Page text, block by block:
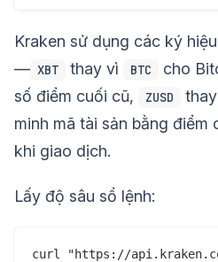
Kraken sử dụng các ký
— XBT thay vì BTC cho
số điểm cuối cũ,
ZUSD
minh mã tài sản bằng
khi giao dịch.
Lấy độ sâu sổ lệnh: